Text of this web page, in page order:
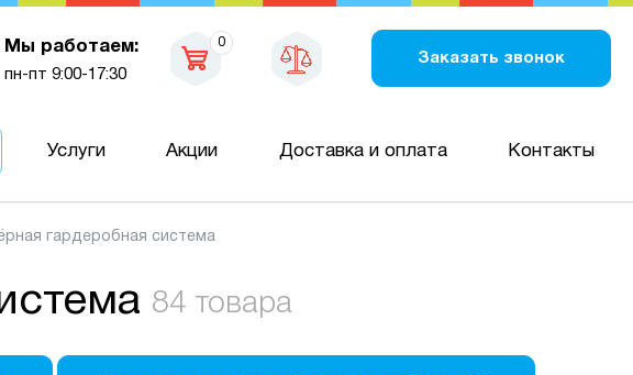
Мы работаем:
пн-пт 9:00-17:30
0
Заказать звонок
Услуги Акции Доставка и оплата Контакты
гардеробная система
84 товара